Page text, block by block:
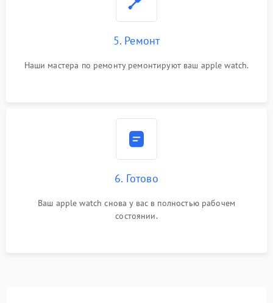
5. Ремонт
Наши мастера по ремонту ремонтируют ваш apple watch.
6. Готово
Ваш apple watch снова у вас в полностью рабочем
состоянии.